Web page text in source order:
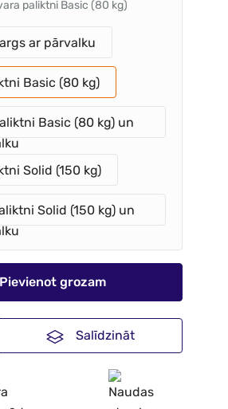
paliktni Basic (80 kg)
ar pārvalku
Basic (80 kg)
Basic (80 kg) un
Solid (150 kg)
Solid (150 kg) un
Pievienot grozam
Salīdzināt